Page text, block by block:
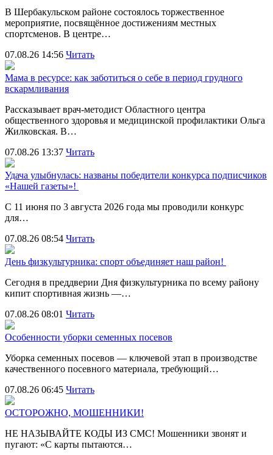
В Шербакульском районе состоялось торжественное
мероприятие, посвящённое достижениям местных
спортсменов. В центре…
07.08.26 14:56 Читать
Мама в ресурсе: как заботиться о себе в период грудного
вскармливания
Рассказывает врач-методист Областного центра
общественного здоровья и медицинской профилактики Ольга
Жилковская. В…
07.08.26 13:37 Читать
Удача улыбнулась: названы победители конкурса подписчиков
«Нашей газеты»!
С 11 июня по 3 августа 2026 года мы проводили конкурс
для…
07.08.26 08:54 Читать
День физкультурника: спорт объединяет наш район!
Сегодня в преддверии Дня физкультурника по всему району
кипит спортивная жизнь —…
07.08.26 08:01 Читать
Особенности уборки семенных посевов
Уборка семенных посевов — ключевой этап в производстве
качественного посевного материала, требующий…
07.08.26 06:45 Читать
ОСТОРОЖНО, МОШЕННИКИ!
НЕ НАЗЫВАЙТЕ КОДЫ ИЗ СМС! Мошенники звонят и
пугают: «С карты пытаются…